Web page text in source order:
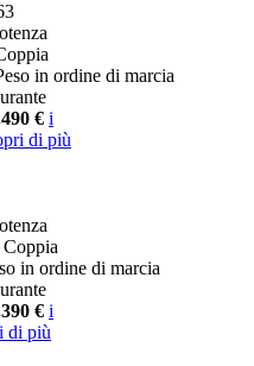
in ordine di marcia
€ i
di più
Coppia
in ordine di marcia
€ i
di più